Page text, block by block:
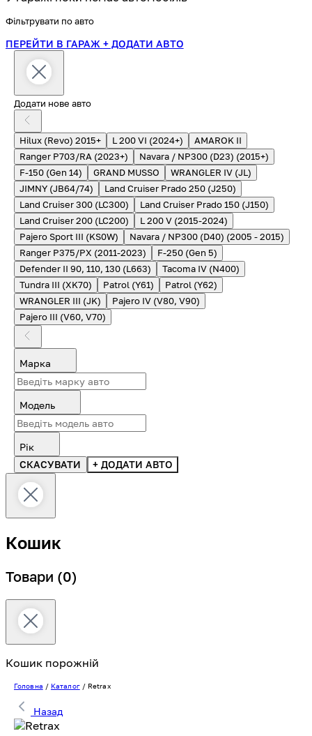
Фільтрувати по авто
ПЕРЕЙТИ В ГАРАЖ + ДОДАТИ АВТО
Додати нове авто
Hilux (Revo) 2015+ L 200 VI (2024+)
AMAROK II
Ranger P703/RA (2023+)
Navara / NP300 (D23) (2015+)
F-150 (Gen 14)
GRAND MUSSO
WRANGLER IV (JL)
JIMNY (JB64/74)
Land Cruiser Prado 250 (J250)
Land Cruiser 300 (LC300)
Land Cruiser Prado 150 (J150)
Land Cruiser 200 (LC200)
L 200 V (2015-2024)
Pajero Sport III (KS0W)
Navara / NP300 (D40) (2005 - 2015)
Ranger P375/PX (2011-2023)
F-250 (Gen 5)
Defender II 90, 110, 130 (L663)
Tacoma IV (N400)
Tundra III (XK70)
Patrol (Y61)
Patrol (Y62)
WRANGLER III (JK)
Pajero IV (V80, V90)
Pajero III (V60, V70)
Марка
Модель
Рік
СКАСУВАТИ
+ ДОДАТИ АВТО
Кошик
Товари (0)
Кошик порожній
Головна / Каталог/ Retrax
Назад